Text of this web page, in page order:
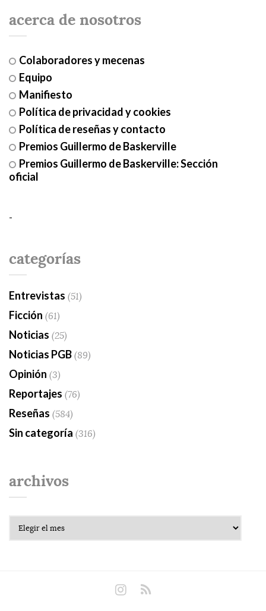
acerca de nosotros
Colaboradores y mecenas
Equipo
Manifiesto
Política de privacidad y cookies
Política de reseñas y contacto
Premios Guillermo de Baskerville
Premios Guillermo de Baskerville: Sección
oficial
-
categorías
Entrevistas (51)
Ficción (61)
Noticias (25)
Noticias PGB(89)
Opinión (3)
Reportajes (76)
Reseñas (584)
Sin categoría (316)
archivos